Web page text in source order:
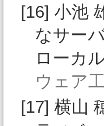
[16] 小池
なサー
ローカ
ウェア
[17] 横山